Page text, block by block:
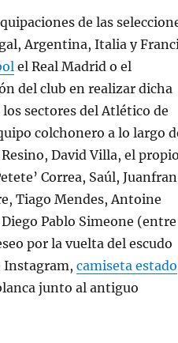
de las
Argentina, Italia y
el Real Madrid o el
del club en realizar dicha
sectores del Atlético de
colchonero a lo largo
David Villa, el
Correa, Saúl, Juanfran
Tiago Mendes, Antoine
Pablo Simeone (entre
por la vuelta del escudo
Instagram, camiseta estado
junto al antiguo